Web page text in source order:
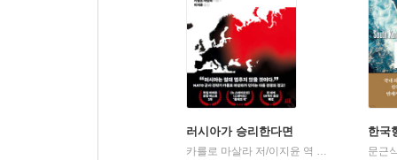
러시아가 승리한다면
카를로 마살라 저/이지윤 역 | 시프
한국
문근